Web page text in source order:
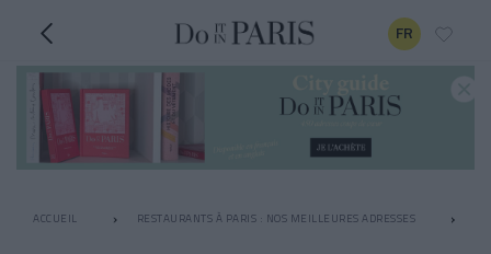
FR
ACCUEIL RESTAURANTS À PARIS : NOS MEILLEURES ADRESSES